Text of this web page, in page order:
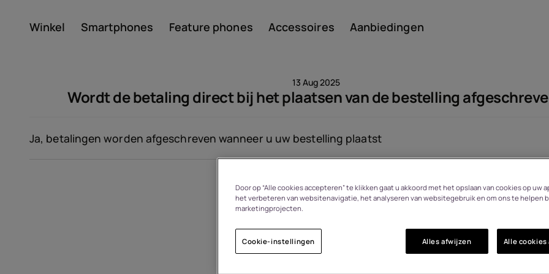
Winkel Smartphones Feature phones Accessoires Aanbiedingen
Recycling van apparaten
13 Aug 2025
Wordt de betaling direct bij het plaatsen van de bestelling
Ja, betalingen worden afgeschreven wanneer u uw bestelling plaatst
Door op “Alle cookies accepteren” te klikken gaat u akkoord met het opslaan van cookies op uw
het verbeteren van websitenavigatie, het analyseren van websitegebruik en om ons te helpen
marketingprojecten.
Cookie-instellingen Alles afwijzen Alle